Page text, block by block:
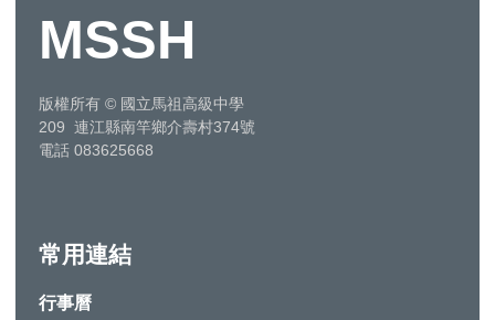
MSSH
版權所有 © 國立馬祖高級中學
209 連江縣南竿鄉介壽村374號
電話 083625668
常用連結
行事曆